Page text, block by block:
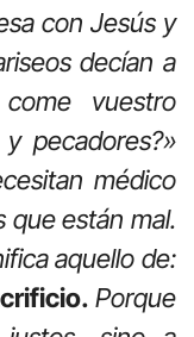
con Jesús y
decían a
vuestro
pecadores?»
médico
que están mal.
aquello de:
Porque